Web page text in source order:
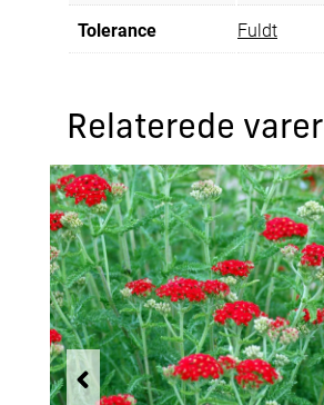
Tolerance Fuldt
Relaterede varer